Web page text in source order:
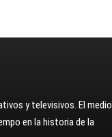
y televisivos. El medio
en la historia de la